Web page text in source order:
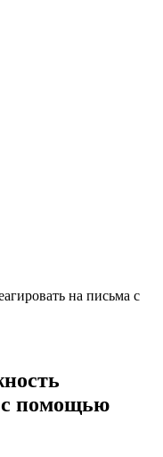
на письма с
с помощью